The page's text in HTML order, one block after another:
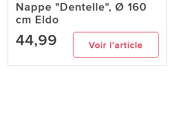
Nappe "Dentelle", Ø 160
cm Eldo
44,99 Voir l’article